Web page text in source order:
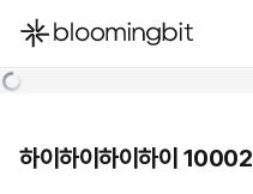
한국어
하이하이하이하이 10002